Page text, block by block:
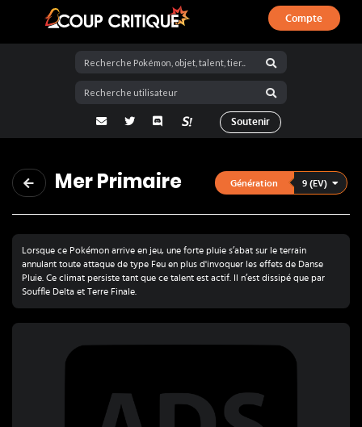
Coup Critique
Compte
adresse email
Twitter Discord La Salty Room sur Pokémon
Soutenir
Mer Primaire Génération 9 (EV)
Lorsque ce Pokémon arrive en jeu, une forte pluie s’abat sur le terrain
annulant toute attaque de type Feu en plus d'invoquer les effets de Danse
Pluie. Ce climat persiste tant que ce talent est actif. Il n’est dissipé que par
Souffle Delta et Terre Finale.